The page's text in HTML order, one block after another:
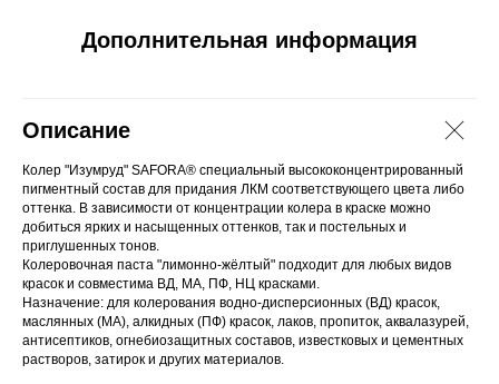
Дополнительная информация
Описание
Колер "Изумруд" SAFORA® специальный высококонцентрированный
пигментный состав для придания ЛКМ соответствующего цвета либо
оттенка. В зависимости от концентрации колера в краске можно
добиться ярких и насыщенных оттенков, так и постельных и
приглушенных тонов.
Колеровочная паста "лимонно-жёлтый" подходит для любых видов
красок и совместима ВД, МА, ПФ, НЦ красками.
Назначение: для колерования водно-дисперсионных (ВД) красок,
маслянных (МА), алкидных (ПФ) красок, лаков, пропиток, аквалазурей,
антисептиков, огнебиозащитных составов, известковых и цементных
растворов, затирок и других материалов.